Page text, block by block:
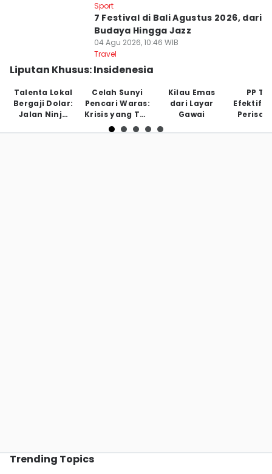
Sport
7 Festival di Bali Agustus 2026, dari
Budaya Hingga Jazz
04 Agu 2026, 10:46 WIB
Travel
Liputan Khusus: Insidenesia
Talenta Lokal
Bergaji Dolar:
Jalan Ninja
Celah Sunyi
Pencari Waras:
Krisis yang Tak
Tampak
Kilau Emas
dari Layar
Gawai
PP
Perisai
Trending Topics